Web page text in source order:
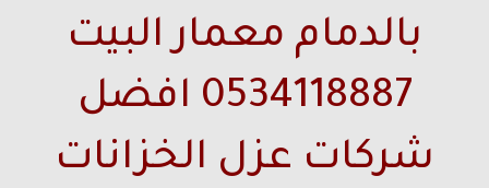
بالدمام معمار البيت
0534118887 افضل
شركات عزل الخزانات